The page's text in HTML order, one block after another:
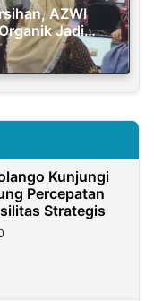
AZWI
Jadi
Kunjungi
Percepatan
Strategis